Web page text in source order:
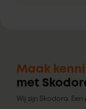
Maak
met
Wij zijn Skodora.